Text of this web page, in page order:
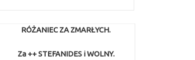
RÓŻANIEC ZA ZMARŁYCH.
Za ++ STEFANIDES i WOLNY.